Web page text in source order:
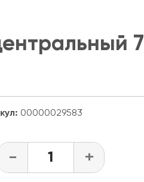
00000029583
- +